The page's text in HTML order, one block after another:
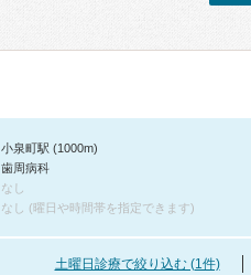
小泉町駅 (1000m)
歯周病科
なし
なし (曜日や時間帯を指定できます)
土曜日診療で絞り込む (1件)